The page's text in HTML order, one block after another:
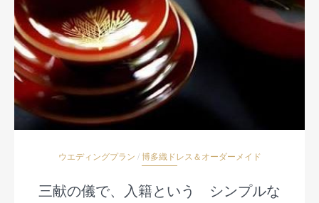
ウエディングプラン / 博多織ドレス＆オーダーメイド
三献の儀で、入籍という シンプルな